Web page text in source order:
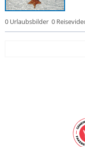
0 Urlaubsbilder 0